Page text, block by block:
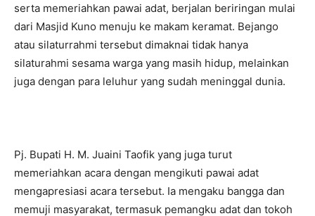
serta memeriahkan pawai adat, berjalan beriringan mulai
dari Masjid Kuno menuju ke makam keramat. Bejango
atau silaturrahmi tersebut dimaknai tidak hanya
silaturahmi sesama warga yang masih hidup, melainkan
juga dengan para leluhur yang sudah meninggal dunia.
Pj. Bupati H. M. Juaini Taofik yang juga turut
memeriahkan acara dengan mengikuti pawai adat
mengapresiasi acara tersebut. Ia mengaku bangga dan
memuji masyarakat, termasuk pemangku adat dan tokoh